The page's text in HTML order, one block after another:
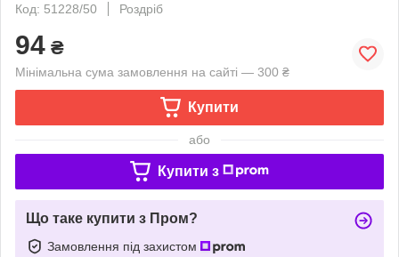
Код: 51228/50
Роздріб
94 ₴
Мінімальна сума замовлення на сайті — 300 ₴
Купити
або
Купити з
Що таке купити з Пром?
Замовлення під захистом